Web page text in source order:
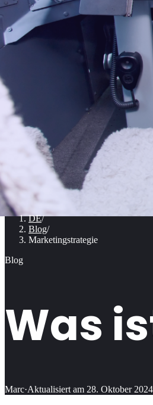
DE/
Blog/
Marketingstrategie
Blog
Was
Marc·Aktualisiert am 28. Oktober 2024